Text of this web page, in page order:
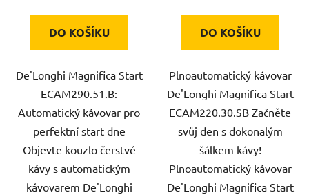
z
hvězdiček.
DO KOŠÍKU
De'Longhi Magnifica Start
ECAM290.51.B:
Automatický kávovar pro
perfektní start dne
Objevte kouzlo čerstvé
kávy s automatickým
kávovarem De'Longhi
DO KOŠÍKU
Plnoautomatický kávovar
De'Longhi Magnifica Start
ECAM220.30.SB Začněte
svůj den s dokonalým
šálkem kávy!
Plnoautomatický kávovar
De'Longhi Magnifica Start